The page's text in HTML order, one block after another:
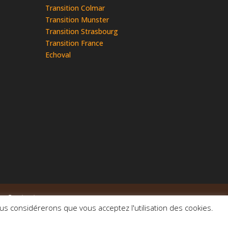
Transition Colmar
Transition Munster
Transition Strasbourg
Transition France
Echoval
Contact
considérerons que vous acceptez l'utilisation des cookies.